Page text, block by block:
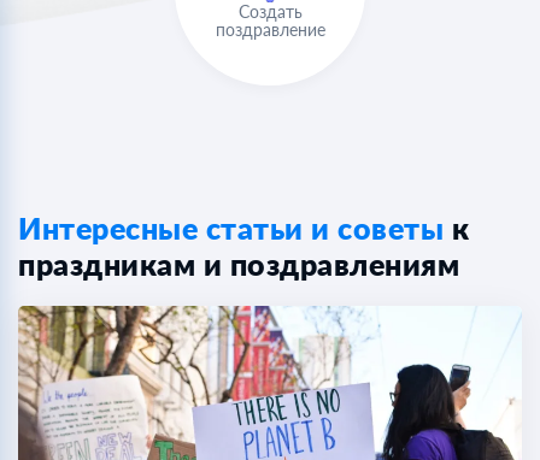
Создать
поздравление
Интересные статьи и советы к
праздникам и поздравлениям